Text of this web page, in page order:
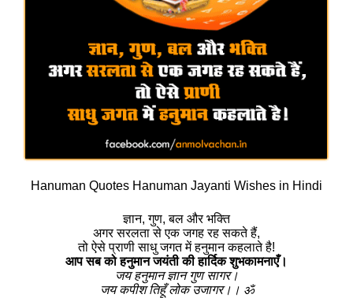
Hanuman Quotes Hanuman Jayanti Wishes in Hindi
ज्ञान, गुण, बल और भक्ति
अगर सरलता से एक जगह रह सकते हैं,
तो ऐसे प्राणी साधु जगत में हनुमान कहलाते है!
आप सब को हनुमान जयंती की हार्दिक शुभकामनाएँ।
जय हनुमान ज्ञान गुण सागर।
जय कपीश तिहूँ लोक उजागर।। ॐ